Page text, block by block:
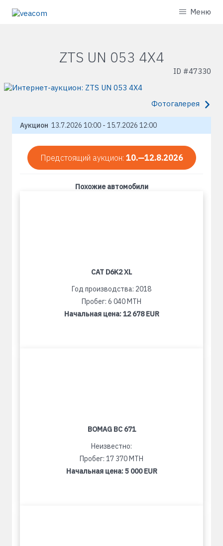
Меню
ZTS UN 053 4X4
ID #47330
Фотогалерея
Аукцион 13.7.2026 10:00 - 15.7.2026 12:00
Предстоящий аукцион: 10.—12.8.2026
Похожие автомобили
CAT D6K2 XL
Год производства: 2018
Пробег: 6 040 MTH
Начальная цена:12 678 EUR
BOMAG BC 671
Неизвестно:
Пробег: 17 370 MTH
Начальная цена:5 000 EUR